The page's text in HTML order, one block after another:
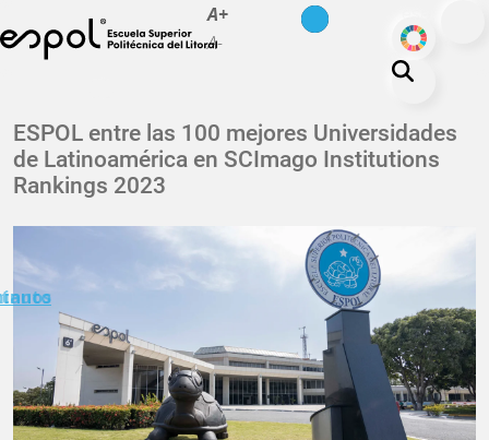
Pasar al contenido principal
A+
A-
ODS
La ESPOL
Educación
Vida politécnica
Nuestra Huella
Transparencia
ESPOL entre las 100 mejores Universidades
de Latinoamérica en SCImago Institutions
Rankings 2023